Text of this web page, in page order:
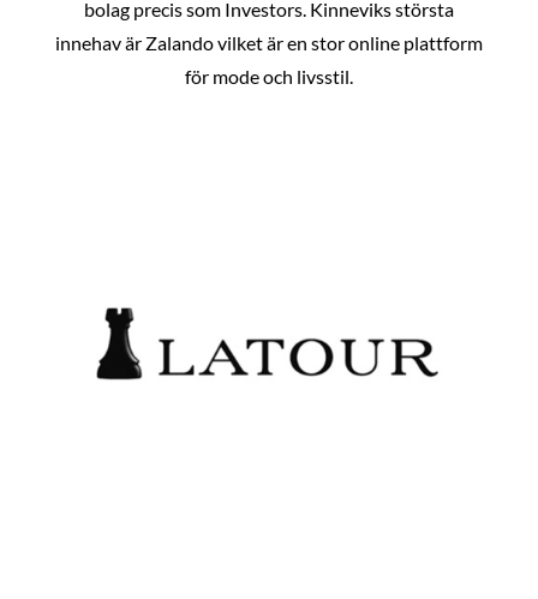
bolag precis som Investors. Kinneviks största
innehav är Zalando vilket är en stor online plattform
för mode och livsstil.